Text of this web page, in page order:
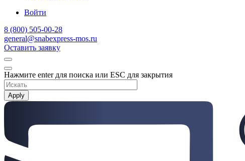
Войти
8 (800) 505-00-28
general@snabexpress-mos.ru
Оставить заявку
Нажмите enter для поиска или ESC для закрытия
Apply